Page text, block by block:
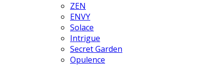
ZEN
ENVY
Solace
Intrigue
Secret Garden
Opulence